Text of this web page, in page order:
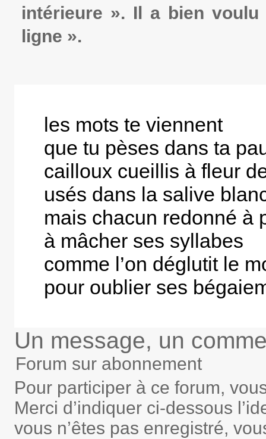
intérieure ». Il a bien
ligne ».
les mots te viennent
que tu pèses dans ta
cailloux cueillis à fleur
usés dans la salive
mais chacun redonné à
à mâcher ses syllabes
comme l’on déglutit le
pour oublier ses
Un message, un
Forum sur abonnement
Pour participer à ce forum,
Merci d’indiquer ci-dessous
vous n’êtes pas enregistré,